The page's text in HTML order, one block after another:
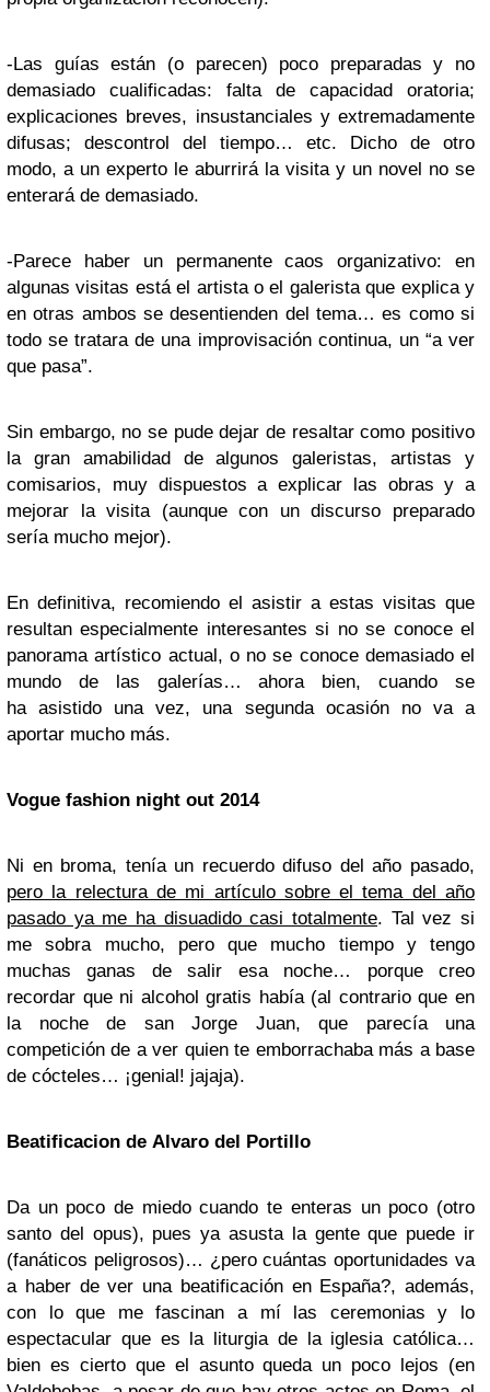
-Las guías están (o parecen) poco preparadas y no
demasiado cualificadas: falta de capacidad oratoria;
explicaciones breves, insustanciales y extremadamente
difusas; descontrol del tiempo… etc. Dicho de otro
modo, a un experto le aburrirá la visita y un novel no se
enterará de demasiado.
-Parece haber un permanente caos organizativo: en
algunas visitas está el artista o el galerista que explica y
en otras ambos se desentienden del tema… es como si
todo se tratara de una improvisación continua, un “a ver
que pasa”.
Sin embargo, no se pude dejar de resaltar como positivo
la gran amabilidad de algunos galeristas, artistas y
comisarios, muy dispuestos a explicar las obras y a
mejorar la visita (aunque con un discurso preparado
sería mucho mejor).
En definitiva, recomiendo el asistir a estas visitas que
resultan especialmente interesantes si no se conoce el
panorama artístico actual, o no se conoce demasiado el
mundo de las galerías… ahora bien, cuando se
ha asistido una vez, una segunda ocasión no va a
aportar mucho más.
Vogue fashion night out 2014
Ni en broma, tenía un recuerdo difuso del año pasado,
pero la relectura de mi artículo sobre el tema del año
pasado ya me ha disuadido casi totalmente. Tal vez si
me sobra mucho, pero que mucho tiempo y tengo
muchas ganas de salir esa noche… porque creo
recordar que ni alcohol gratis había (al contrario que en
la noche de san Jorge Juan, que parecía una
competición de a ver quien te emborrachaba más a base
de cócteles… ¡genial! jajaja).
Beatificacion de Alvaro del Portillo
Da un poco de miedo cuando te enteras un poco (otro
santo del opus), pues ya asusta la gente que puede ir
(fanáticos peligrosos)… ¿pero cuántas oportunidades va
a haber de ver una beatificación en España?, además,
con lo que me fascinan a mí las ceremonias y lo
espectacular que es la liturgia de la iglesia católica…
bien es cierto que el asunto queda un poco lejos (en